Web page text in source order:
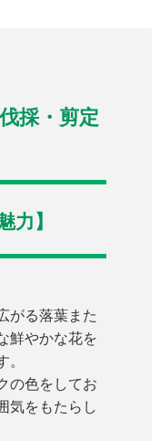
採・剪定
力】
がる落葉また
鮮やかな花を
の色をしてお
気をもたらし